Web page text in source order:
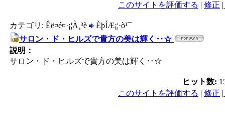
このサイトを評価する | 修正 |
カテゴリ: Êë¤é¤·¡¦À¸³è
ÈþÍÆ¡¦·ò¹¯
サロン・ド・ヒルズで貴方の美は輝く‥☆
説明：
サロン・ド・ヒルズで貴方の美は輝く‥☆
ヒット数:
このサイトを評価する | 修正 |